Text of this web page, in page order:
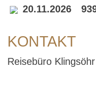
20.11.2026
KONTAKT
Reisebüro